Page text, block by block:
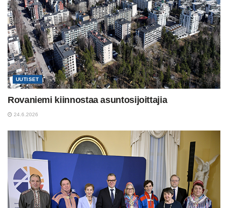
UUTISET
Rovaniemi kiinnostaa asuntosijoittajia
24.6.2026